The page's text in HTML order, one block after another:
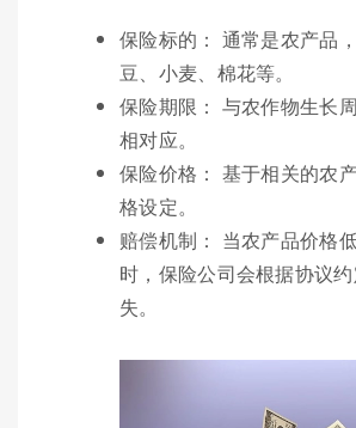
保险标的： 通常是农产品
豆、小麦、棉花等。
保险期限： 与农作物生长
相对应。
保险价格： 基于相关的农
格设定。
赔偿机制： 当农产品价格
时，保险公司会根据协议
失。